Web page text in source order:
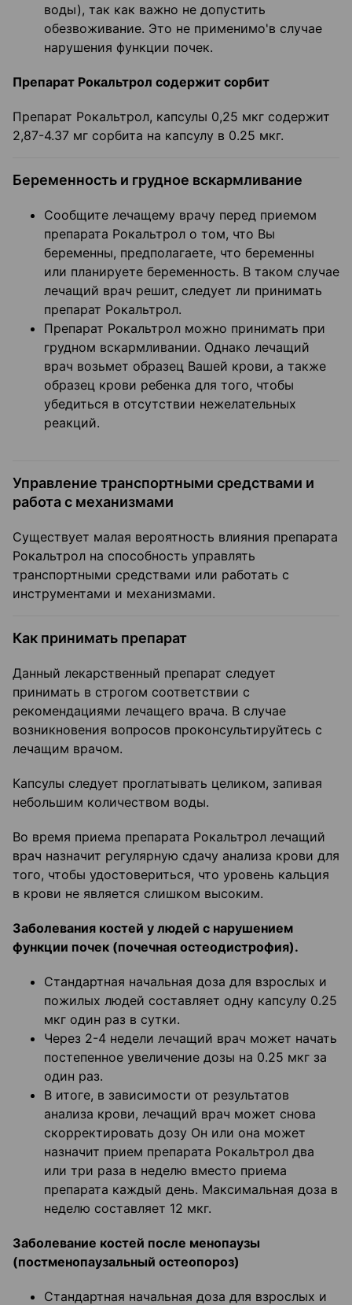
воды), так как важно не допустить
обезвоживание. Это не применимо'в случае
нарушения функции почек.
Препарат Рокальтрол содержит сорбит
Препарат Рокальтрол, капсулы 0,25 мкг содержит
2,87-4.37 мг сорбита на капсулу в 0.25 мкг.
Беременность и грудное вскармливание
Сообщите лечащему врачу перед приемом
препарата Рокальтрол о том, что Вы
беременны, предполагаете, что беременны
или планируете беременность. В таком случае
лечащий врач решит, следует ли принимать
препарат Рокальтрол.
Препарат Рокальтрол можно принимать при
грудном вскармливании. Однако лечащий
врач возьмет образец Вашей крови, а также
образец крови ребенка для того, чтобы
убедиться в отсутствии нежелательных
реакций.
Управление транспортными средствами и
работа с механизмами
Существует малая вероятность влияния препарата
Рокальтрол на способность управлять
транспортными средствами или работать с
инструментами и механизмами.
Как принимать препарат
Данный лекарственный препарат следует
принимать в строгом соответствии с
рекомендациями лечащего врача. В случае
возникновения вопросов проконсультируйтесь с
лечащим врачом.
Капсулы следует проглатывать целиком, запивая
небольшим количеством воды.
Во время приема препарата Рокальтрол лечащий
врач назначит регулярную сдачу анализа крови для
того, чтобы удостовериться, что уровень кальция
в крови не является слишком высоким.
Заболевания костей у людей с нарушением
функции почек (почечная остеодистрофия).
Стандартная начальная доза для взрослых и
пожилых людей составляет одну капсулу 0.25
мкг один раз в сутки.
Через 2-4 недели лечащий врач может начать
постепенное увеличение дозы на 0.25 мкг за
один раз.
В итоге, в зависимости от результатов
анализа крови, лечащий врач может снова
скорректировать дозу Он или она может
назначит прием препарата Рокальтрол два
или три раза в неделю вместо приема
препарата каждый день. Максимальная доза в
неделю составляет 12 мкг.
Заболевание костей после менопаузы
(постменопаузальный остеопороз)
Стандартная начальная доза для взрослых и